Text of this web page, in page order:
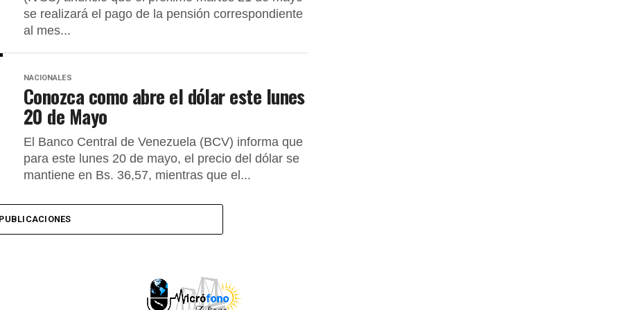
se realizará el pago de la pensión correspondiente
al mes...
NACIONALES
Conozca como abre el dólar este lunes
20 de Mayo
El Banco Central de Venezuela (BCV) informa que
para este lunes 20 de mayo, el precio del dólar se
mantiene en Bs. 36,57, mientras que el...